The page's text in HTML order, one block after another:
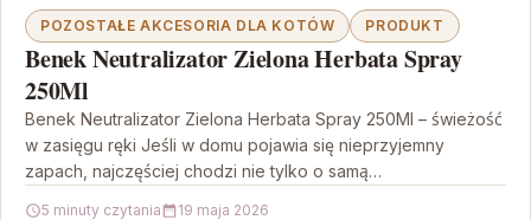
POZOSTAŁE AKCESORIA DLA KOTÓW PRODUKT
Benek Neutralizator Zielona Herbata Spray
250Ml
Benek Neutralizator Zielona Herbata Spray 250Ml – świeżość
w zasięgu ręki Jeśli w domu pojawia się nieprzyjemny
zapach, najczęściej chodzi nie tylko o samą…
5 minuty czytania 19 maja 2026